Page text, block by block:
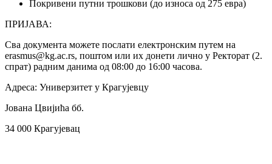
Покривени путни трошкови (до износа од 275 евра)
ПРИЈАВА:
Сва документа можете послати електронским путем на
erasmus@kg.ac.rs, поштом или их донети лично у Ректорат (2.
спрат) радним данима од 08:00 до 16:00 часова.
Адреса: Универзитет у Крагујевцу
Јована Цвијића бб.
34 000 Крагујевац